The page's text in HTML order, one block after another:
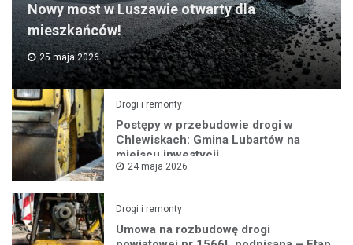
Nowy most w Luszawie otwarty dla
mieszkańców!
25 maja 2026
Drogi i remonty
Postępy w przebudowie drogi w
Chlewiskach: Gmina Lubartów na
miejscu inwestycji
24 maja 2026
Drogi i remonty
Umowa na rozbudowę drogi